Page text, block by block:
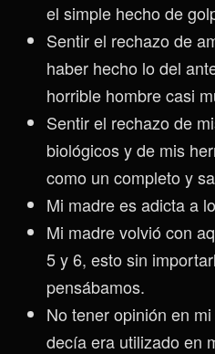
el simple hecho de
Sentir el rechazo de
haber hecho lo del
horrible hombre casi
Sentir el rechazo de
biológicos y de mis
como un completo y
Mi madre es adicta a
Mi madre volvió con
5 y 6, esto sin
pensábamos.
No tener opinión en
decía era utilizado en